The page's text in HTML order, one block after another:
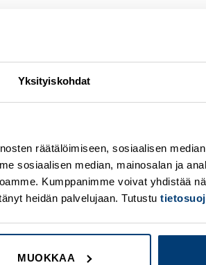
Yksityiskohdat
räätälöimiseen, sosiaalisen
sosiaalisen median, mainosalan ja
Kumppanimme voivat yhdistää
heidän palvelujaan. Tutustu
MUOKKAA